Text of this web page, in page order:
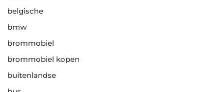
belgische
bmw
brommobiel
brommobiel kopen
buitenlandse